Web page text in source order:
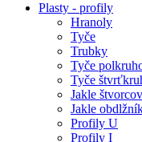
Plasty - profily
Hranoly
Tyče
Trubky
Tyče
Tyče
Jakle
Jakle
Profily U
Profily I